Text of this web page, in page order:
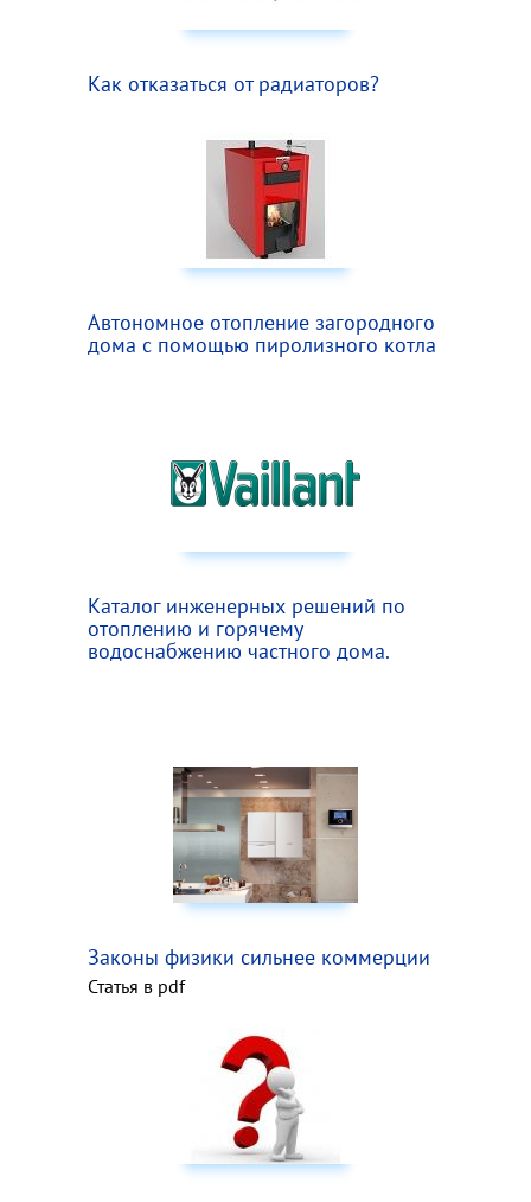
Как отказаться от радиаторов?
Автономное отопление загородного
дома с помощью пиролизного котла
Каталог инженерных решений по
отоплению и горячему
водоснабжению частного дома.
Законы физики сильнее коммерции
Статья в pdf